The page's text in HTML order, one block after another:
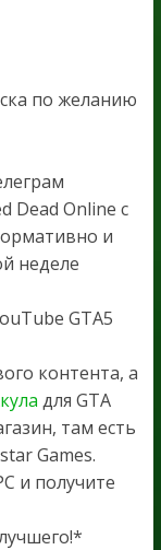
по желанию
Dead Online с
и
неделе
GTA5
контента, а
для GTA
там есть
Games.
и получите